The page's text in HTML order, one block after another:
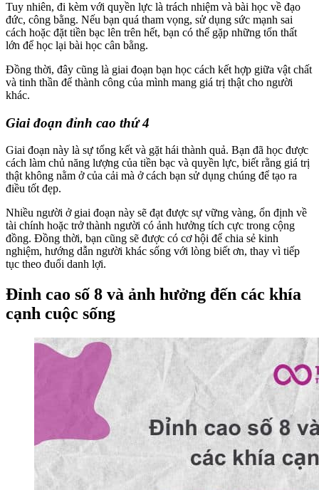
Tuy nhiên, đi kèm với quyền lực là trách nhiệm và bài học về đạo
đức, công bằng. Nếu bạn quá tham vọng, sử dụng sức mạnh sai
cách hoặc đặt tiền bạc lên trên hết, bạn có thể gặp những tổn thất
lớn để học lại bài học cân bằng.
Đồng thời, đây cũng là giai đoạn bạn học cách kết hợp giữa vật chất
và tinh thần để thành công của mình mang giá trị thật cho người
khác.
Giai đoạn đỉnh cao thứ 4
Giai đoạn này là sự tổng kết và gặt hái thành quả. Bạn đã học được
cách làm chủ năng lượng của tiền bạc và quyền lực, biết rằng giá trị
thật không nằm ở của cải mà ở cách bạn sử dụng chúng để tạo ra
điều tốt đẹp.
Nhiều người ở giai đoạn này sẽ đạt được sự vững vàng, ổn định về
tài chính hoặc trở thành người có ảnh hưởng tích cực trong cộng
đồng. Đồng thời, bạn cũng sẽ được có cơ hội để chia sẻ kinh
nghiệm, hướng dẫn người khác sống với lòng biết ơn, thay vì tiếp
tục theo đuổi danh lợi.
Đỉnh cao số 8 và ảnh hưởng đến các khía
cạnh cuộc sống